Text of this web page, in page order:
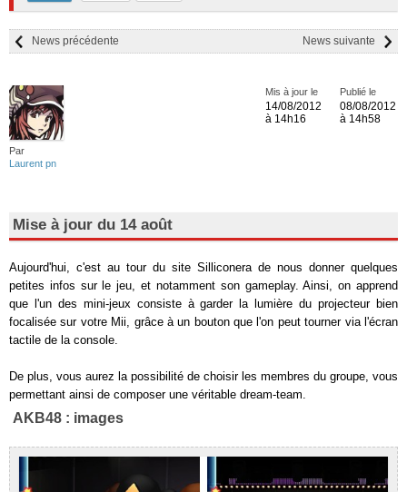
News suivante
News précédente
Par
Laurent pn
Publié le
08/08/2012
à 14h58
Mis à jour le
14/08/2012
à 14h16
Mise à jour du 14 août
Aujourd'hui, c'est au tour du site Silliconera de nous donner quelques
petites infos sur le jeu, et notamment son gameplay. Ainsi, on apprend
que l'un des mini-jeux consiste à garder la lumière du projecteur bien
focalisée sur votre Mii, grâce à un bouton que l'on peut tourner via l'écran
tactile de la console.
De plus, vous aurez la possibilité de choisir les membres du groupe, vous
permettant ainsi de composer une véritable dream-team.
AKB48 : images